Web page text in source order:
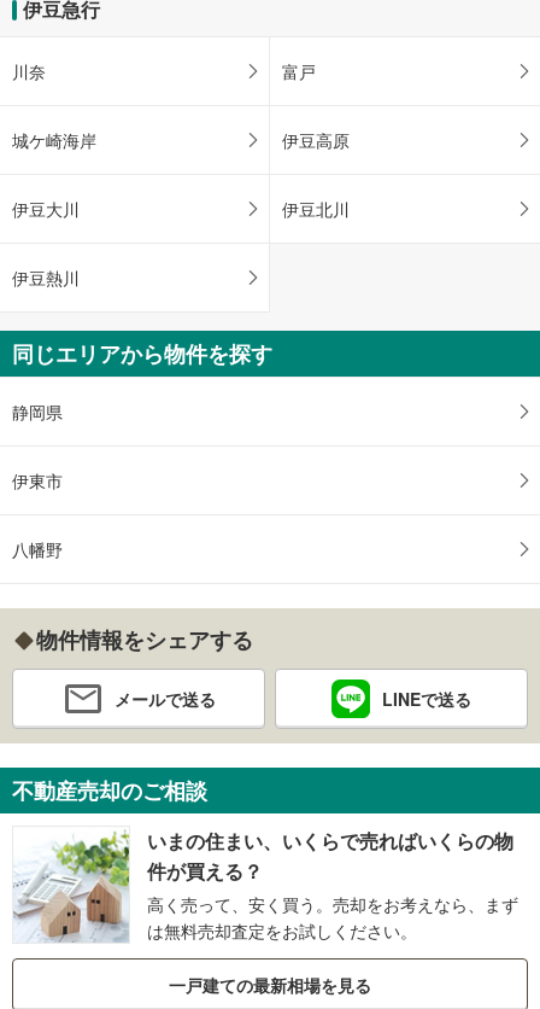
伊豆急行
川奈 富戸
城ケ崎海岸 伊豆高原
伊豆大川 伊豆北川
伊豆熱川
同じエリアから物件を探す
静岡県
伊東市
八幡野
物件情報をシェアする
メールで送る LINEで送る
不動産売却のご相談
いまの住まい、いくらで売ればいくらの物
件が買える？
高く売って、安く買う。売却をお考えなら、まず
は無料売却査定をお試しください。
一戸建ての最新相場を見る